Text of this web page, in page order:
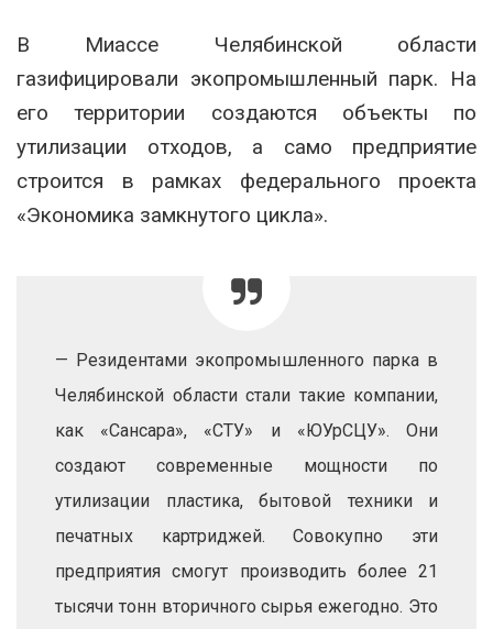
В Миассе Челябинской области
газифицировали экопромышленный парк. На
его территории создаются объекты по
утилизации отходов, а само предприятие
строится в рамках федерального проекта
«Экономика замкнутого цикла».
— Резидентами экопромышленного парка в
Челябинской области стали такие компании,
как «Сансара», «СТУ» и «ЮУрСЦУ». Они
создают современные мощности по
утилизации пластика, бытовой техники и
печатных картриджей. Совокупно эти
предприятия смогут производить более 21
тысячи тонн вторичного сырья ежегодно. Это